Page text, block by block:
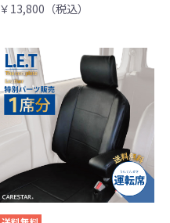
￥13,800（税込）